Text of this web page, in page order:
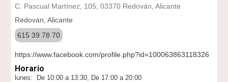
C. Pascual Martínez, 105, 03370 Redován, Alicante
Redován, Alicante
615 39 78 70
https://www.facebook.com/profile.php?id=100063863118326
Horario
lunes: De 10:00 a 13:30, De 17:00 a 20:00